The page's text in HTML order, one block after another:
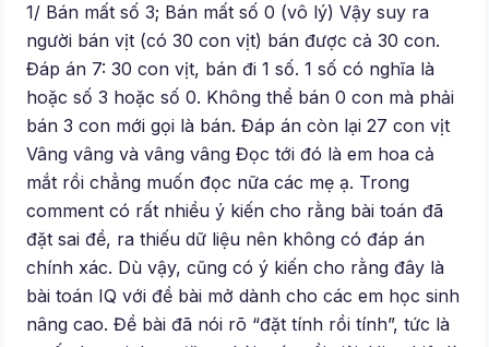
1/ Bán mất số 3; Bán mất số 0 (vô lý) Vậy suy ra
người bán vịt (có 30 con vịt) bán được cả 30 con.
Đáp án 7: 30 con vịt, bán đi 1 số. 1 số có nghĩa là
hoặc số 3 hoặc số 0. Không thể bán 0 con mà phải
bán 3 con mới gọi là bán. Đáp án còn lại 27 con vịt
Vâng vâng và vâng vâng Đọc tới đó là em hoa cả
mắt rồi chẳng muốn đọc nữa các mẹ ạ. Trong
comment có rất nhiều ý kiến cho rằng bài toán đã
đặt sai đề, ra thiếu dữ liệu nên không có đáp án
chính xác. Dù vậy, cũng có ý kiến cho rằng đây là
bài toán IQ với đề bài mở dành cho các em học sinh
nâng cao. Đề bài đã nói rõ “đặt tính rồi tính”, tức là